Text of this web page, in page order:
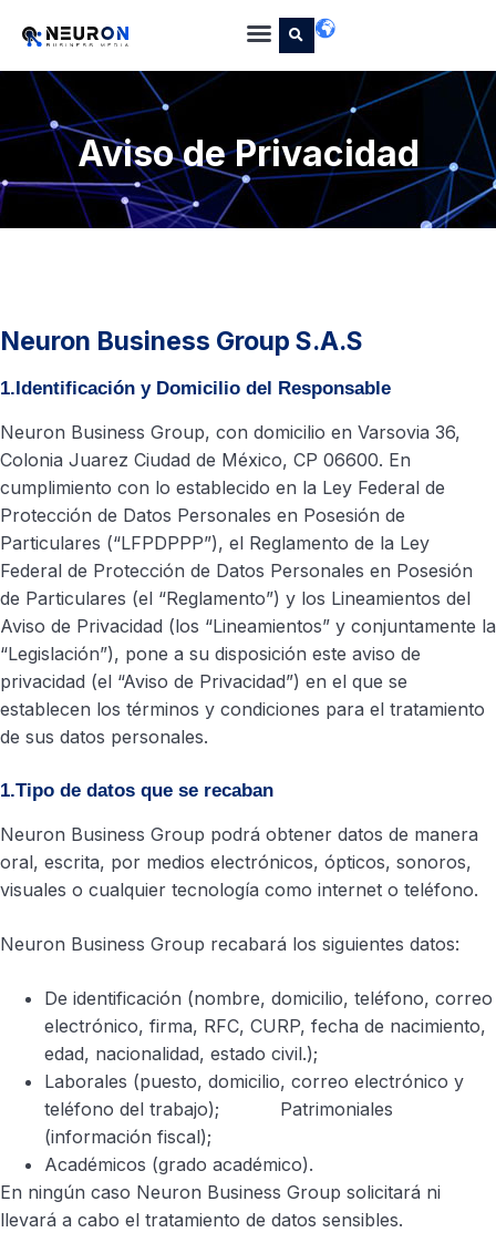
Aviso de Privacidad
Neuron Business Group S.A.S
1.Identificación y Domicilio del Responsable
Neuron Business Group, con domicilio en Varsovia 36,
Colonia Juarez Ciudad de México, CP 06600. En
cumplimiento con lo establecido en la Ley Federal de
Protección de Datos Personales en Posesión de
Particulares (“LFPDPPP”), el Reglamento de la Ley
Federal de Protección de Datos Personales en Posesión
de Particulares (el “Reglamento”) y los Lineamientos del
Aviso de Privacidad (los “Lineamientos” y conjuntamente la
“Legislación”), pone a su disposición este aviso de
privacidad (el “Aviso de Privacidad”) en el que se
establecen los términos y condiciones para el tratamiento
de sus datos personales.
1.Tipo de datos que se recaban
Neuron Business Group podrá obtener datos de manera
oral, escrita, por medios electrónicos, ópticos, sonoros,
visuales o cualquier tecnología como internet o teléfono.
Neuron Business Group recabará los siguientes datos:
De identificación (nombre, domicilio, teléfono, correo
electrónico, firma, RFC, CURP, fecha de nacimiento,
edad, nacionalidad, estado civil.);
Laborales (puesto, domicilio, correo electrónico y
teléfono del trabajo); Patrimoniales
(información fiscal);
Académicos (grado académico).
En ningún caso Neuron Business Group solicitará ni
llevará a cabo el tratamiento de datos sensibles.